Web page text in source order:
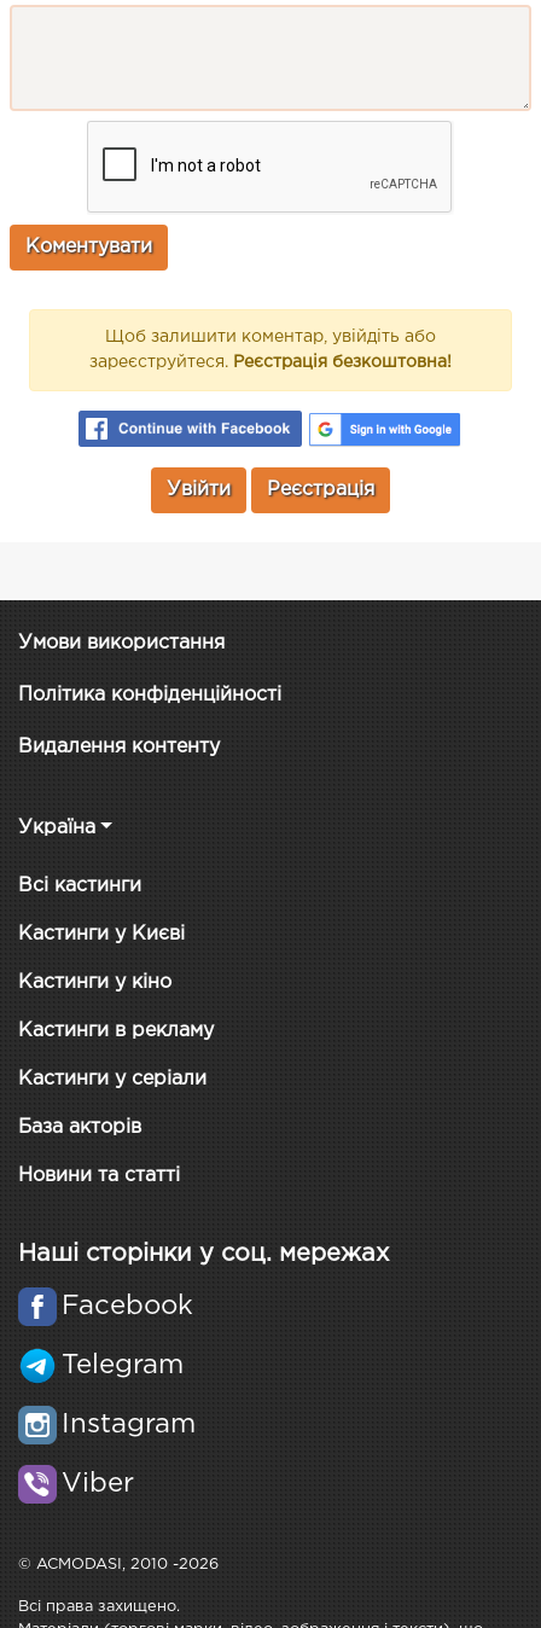
Щоб залишити коментар, увійдіть або
зареєструйтеся. Реєстрація безкоштовна!
Увійти Реєстрація
Умови використання
Політика конфіденційності
Видалення контенту
Україна
Всі кастинги
Кастинги у Києві
Кастинги у кіно
Кастинги в рекламу
Кастинги у серіали
База акторів
Новини та статті
Наші сторінки у соц. мережах
Facebook
Telegram
Instagram
Viber
© ACMODASI, 2010 -2026
Всі права захищено.